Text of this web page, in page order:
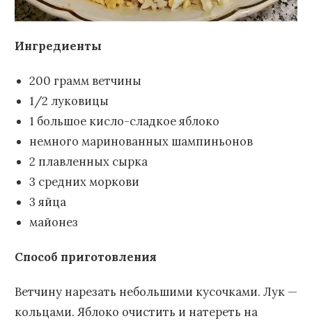
Ингредиенты
200 грамм ветчины
1/2 луковицы
1 большое кисло-сладкое яблоко
немного маринованных шампиньонов
2 плавленных сырка
3 средних моркови
3 яйца
майонез
Способ приготовления
Ветчину нарезать небольшими кусочками. Лук —
кольцами. Яблоко очистить и натереть на